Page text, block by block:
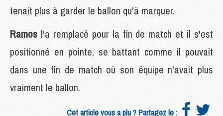
tenait plus à garder le ballon qu'à marquer.
Ramos l'a remplacé pour la fin de match et il s'est
positionné en pointe, se battant comme il pouvait
dans une fin de match où son équipe n'avait plus
vraiment le ballon.
Cet article vous a plu ? Partagez le :